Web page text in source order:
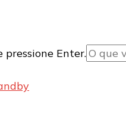
pressione Enter.